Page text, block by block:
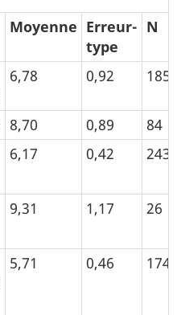
Moyenne Erreur-
type
N
6,78 0,92 185
8,70 0,89
84
6,17 0,42 243
9,31 1,17 26
5,71 0,46 174